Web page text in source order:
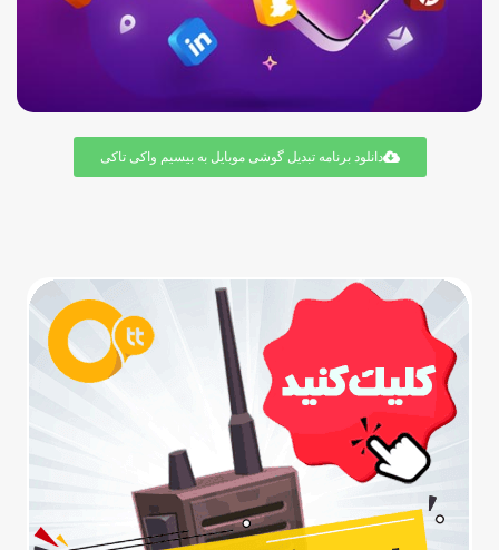
دانلود برنامه تبدیل گوشی موبایل به بیسیم واکی تاکی